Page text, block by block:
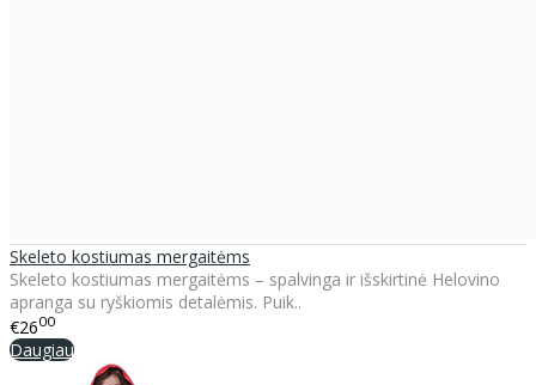
Skeleto kostiumas mergaitėms
Skeleto kostiumas mergaitėms – spalvinga ir išskirtinė Helovino
apranga su ryškiomis detalėmis. Puik..
€2600
Daugiau